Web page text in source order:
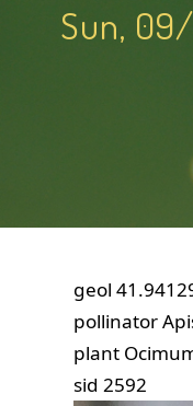
Sun,
geol
pollinator
plant
sid 2592